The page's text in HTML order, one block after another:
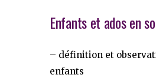
Enfants et ados en
– définition et
enfants